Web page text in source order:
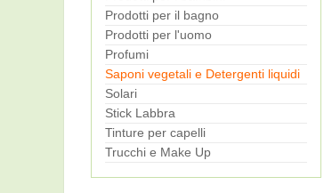
Prodotti per il bagno
Prodotti per l'uomo
Profumi
Saponi vegetali e Detergenti liquidi
Solari
Stick Labbra
Tinture per capelli
Trucchi e Make Up